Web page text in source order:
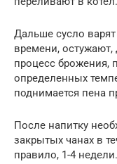
Дальше сусло
времени,
процесс брожения,
определенных
поднимается пена
После напитку
закрытых чанах в
правило, 1-4 недели.